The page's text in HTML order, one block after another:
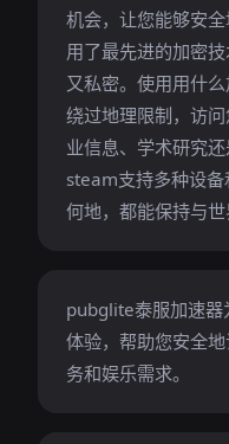
机会，让您能够安
用了最先进的加密
又私密。使用用什
绕过地理限制，访
业信息、学术研究
steam支持多种设
何地，都能保持与世
pubglite泰服加速器
体验，帮助您安全
务和娱乐需求。